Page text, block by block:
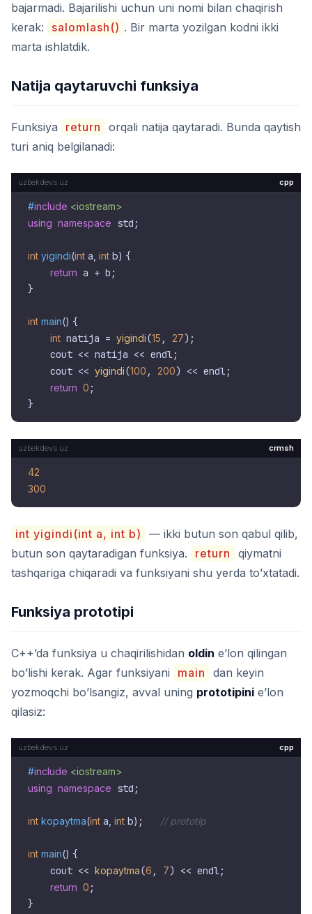
bajarmadi. Bajarilishi uchun uni nomi bilan chaqirish
kerak:
salomlash() . Bir marta yozilgan kodni ikki
marta ishlatdik.
Natija qaytaruvchi funksiya
Funksiya return
orqali natija qaytaradi. Bunda qaytish
turi aniq belgilanadi:
cpp
#include <iostream>
using namespace std;
int yigindi(int a, int b) {
return a + b;
}
int main() {
int natija = yigindi(15 , 27);
    cout << natija << endl;
    cout <<
yigindi(100 , 200) << endl;
return 0 ;
crmsh
42
300
int yigindi(int a, int b)
— ikki butun son qabul qilib,
butun son qaytaradigan funksiya.
return
qiymatni
tashqariga chiqaradi va funksiyani shu yerda to’xtatadi.
Funksiya prototipi
C++’da funksiya u chaqirilishidan oldin e’lon qilingan
bo’lishi kerak. Agar funksiyani
main
dan keyin
yozmoqchi bo’lsangiz, avval uning prototipini e’lon
qilasiz:
cpp
#include <iostream>
using namespace std;
int kopaytma(int a, int b) ; // prototip
int main() {
    cout <<
kopaytma(6 , 7) << endl;
return 0 ;
}